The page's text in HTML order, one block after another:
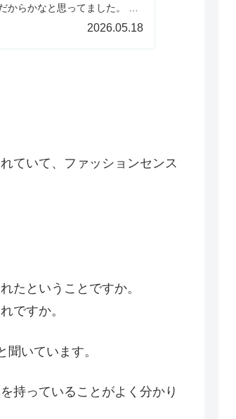
からかなと思ってました。 ●
2026.05.18
ていて、ファッションセンス
たということですか。
ですか。
いています。
持っていることがよく分かり